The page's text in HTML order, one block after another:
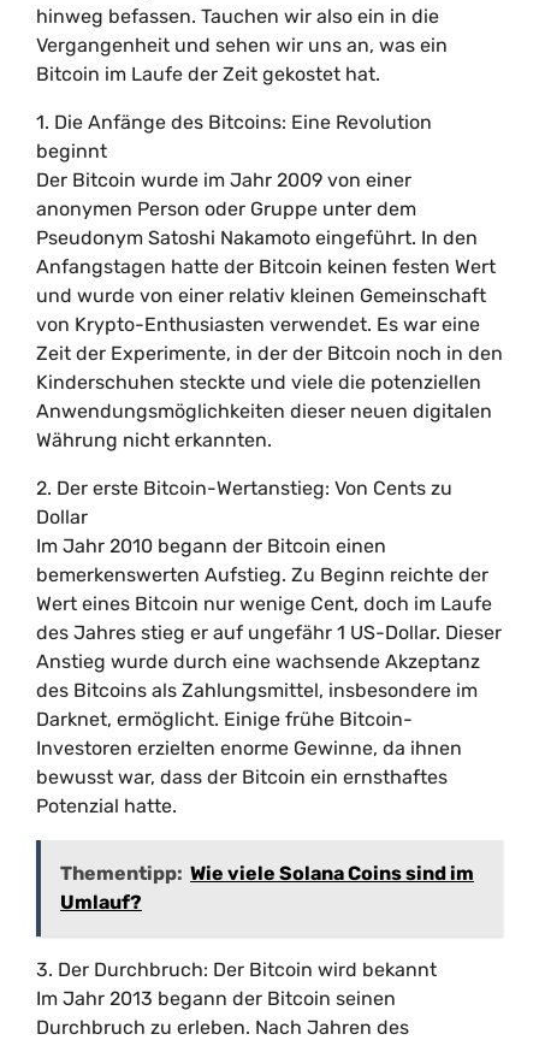
hinweg befassen. Tauchen wir also ein in die
Vergangenheit und sehen wir uns an, was ein
Bitcoin im Laufe der Zeit gekostet hat.
1. Die Anfänge des Bitcoins: Eine Revolution
beginnt
Der Bitcoin wurde im Jahr 2009 von einer
anonymen Person oder Gruppe unter dem
Pseudonym Satoshi Nakamoto eingeführt. In den
Anfangstagen hatte der Bitcoin keinen festen Wert
und wurde von einer relativ kleinen Gemeinschaft
von Krypto-Enthusiasten verwendet. Es war eine
Zeit der Experimente, in der der Bitcoin noch in den
Kinderschuhen steckte und viele die potenziellen
Anwendungsmöglichkeiten dieser neuen digitalen
Währung nicht erkannten.
2. Der erste Bitcoin-Wertanstieg: Von Cents zu
Dollar
Im Jahr 2010 begann der Bitcoin einen
bemerkenswerten Aufstieg. Zu Beginn reichte der
Wert eines Bitcoin nur wenige Cent, doch im Laufe
des Jahres stieg er auf ungefähr 1 US-Dollar. Dieser
Anstieg wurde durch eine wachsende Akzeptanz
des Bitcoins als Zahlungsmittel, insbesondere im
Darknet, ermöglicht. Einige frühe Bitcoin-
Investoren erzielten enorme Gewinne, da ihnen
bewusst war, dass der Bitcoin ein ernsthaftes
Potenzial hatte.
Thementipp: Wie viele Solana Coins sind im
Umlauf?
3. Der Durchbruch: Der Bitcoin wird bekannt
Im Jahr 2013 begann der Bitcoin seinen
Durchbruch zu erleben. Nach Jahren des